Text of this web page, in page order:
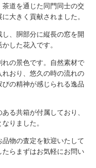
道を通じた同門同士の交
大きく貢献されました。
、胴部分に縦長の窓を開
した花入です。
の景色です。自然素材で
おり、悠久の時の流れの
の精神が感じられる逸品
る共箱が付属しており、
りました。
物の査定を歓迎いたして
らまずはお気軽にお問い